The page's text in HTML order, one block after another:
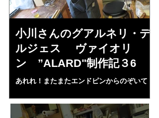
小川さんのグアルネリ・デ
ルジェス ヴァイオリ
ン ”ALARD"制作記３6
あれれ！またまたエンドピンからのぞいて
ペーパー１００゜で徹底して削る。やっと光